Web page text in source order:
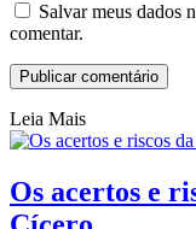
Salvar meus dados
comentar.
Leia Mais
Os acertos e